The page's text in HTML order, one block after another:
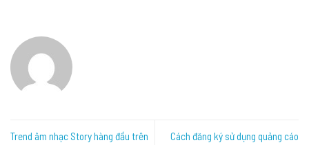
Trend âm nhạc Story hàng đầu trên
Cách đăng ký sử dụng quảng cáo